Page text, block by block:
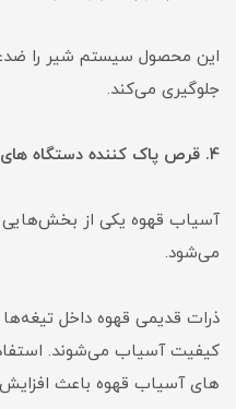
این محصول سیستم شیر را
جلوگیری می‌کند.
4. قرص پاک کننده دستگاه های آسیاب قهوه
آسیاب قهوه یکی از بخش‌هایی
می‌شود.
ذرات قدیمی قهوه داخل
کیفیت آسیاب می‌شوند.
های آسیاب قهوه باعث